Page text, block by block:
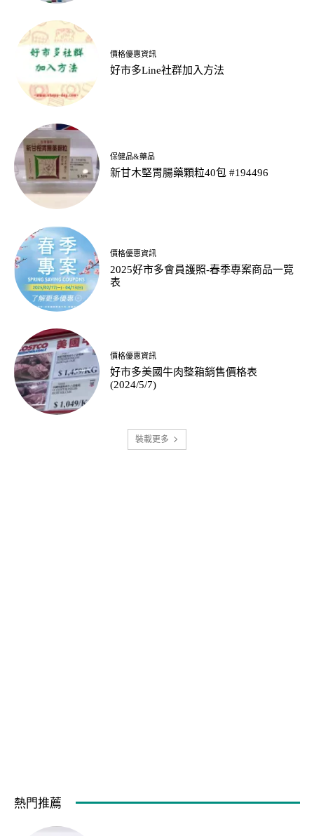
價格優惠資訊
好市多Line社群加入方法
保健品&藥品
新甘木堅胃腸藥顆粒40包 #194496
價格優惠資訊
2025好市多會員護照-春季專案商品一覽
表
價格優惠資訊
好市多美國牛肉整箱銷售價格表
(2024/5/7)
裝載更多
熱門推薦